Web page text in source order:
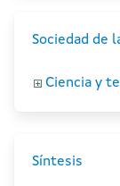
Sociedad de
Ciencia y
Síntesis